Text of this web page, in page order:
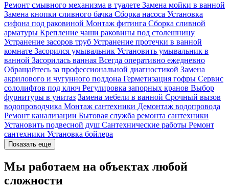
Ремонт смывного механизма в туалете Замена мойки в ванной
Замена кнопки сливного бачка Сборка насоса Установка
сифона под раковиной Монтаж фитинга Сборка сливной
арматуры Крепление чаши раковины под столешницу
Устранение засоров труб Устранение протечки в ванной
комнате Засорился умывальник Установить умывальник в
ванной Засорилась ванная Всегда оперативно ежедневно
Обращайтесь за профессиональной диагностикой Замена
акрилового и чугунного поддона Герметизация гофры Сервис
сололифтов под ключ Регулировка запорных кранов Выбор
фурнитуры в унитаз Замена мебели в ванной Срочный вызов
водопроводчика Монтаж сантехники Демонтаж водопровода
Ремонт канализации Бытовая служба ремонта сантехники
Установить подвесной душ Сантехнические работы Ремонт
сантехники Установка бойлера
Показать еще
Мы работаем на объектах любой
сложности